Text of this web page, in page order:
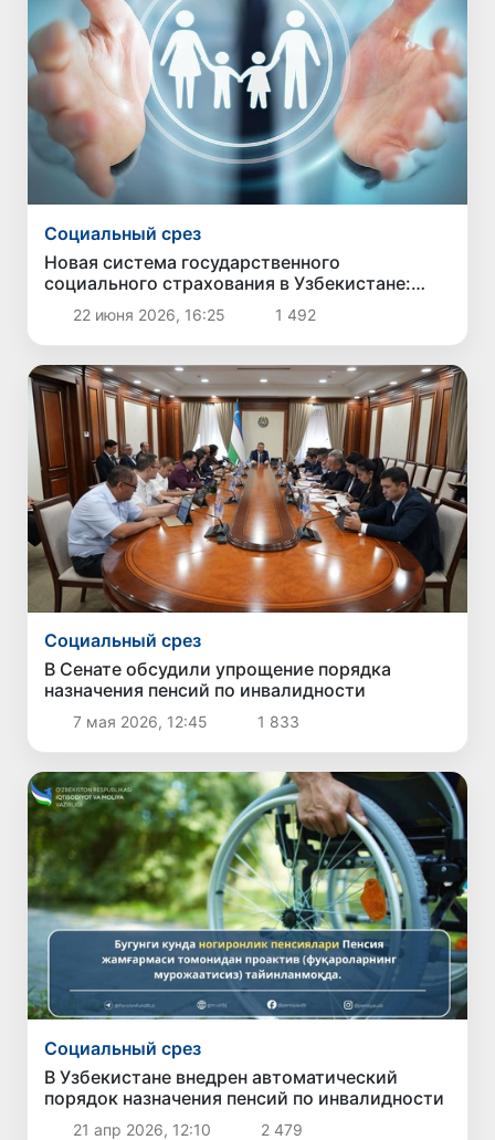
Социальный срез
Новая система государственного
социального страхования в Узбекистане:
этапы реформы и ключевые изменения
22 июня 2026, 16:25 1 492
Социальный срез
В Сенате обсудили упрощение порядка
назначения пенсий по инвалидности
7 мая 2026, 12:45 1 833
Социальный срез
В Узбекистане внедрен автоматический
порядок назначения пенсий по инвалидности
21 апр 2026, 12:10 2 479